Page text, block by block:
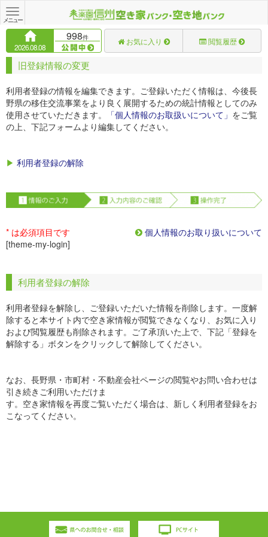
Toggle
navigation
メニュー
2026.08.08
998件 お気に入り 閲覧履歴
旧登録情報の変更
利用者登録の情報を編集できます。ご登録いただく情報は、今後長
野県の移住交流事業をより良く展開するための統計情報としてのみ
使用させていただきます。
「個人情報のお取扱いについて」 をご覧
の上、下記フォームより編集してください。
▶ 利用者登録の解除
* は必須項目です
個人情報のお取り扱いについて
[theme-my-login]
利用者登録の解除
利用者登録を解除し、ご登録いただいた情報を削除します。一度解
除すると本サイト内で空き家情報が閲覧できなくなり、お気に入り
および閲覧履歴も削除されます。ご了承頂いた上で、下記「登録を
解除する」ボタンをクリックして解除してください。
なお、長野県・市町村・不動産会社ページの閲覧やお問い合わせは
引き続きご利用いただけま
す。空き家情報を再度ご覧いただく場合は、新しく利用者登録をお
こなってください。